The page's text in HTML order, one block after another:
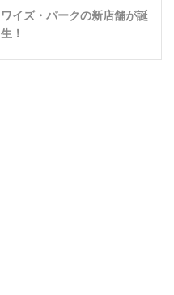
ワイズ・パークの新店舗が誕
生！